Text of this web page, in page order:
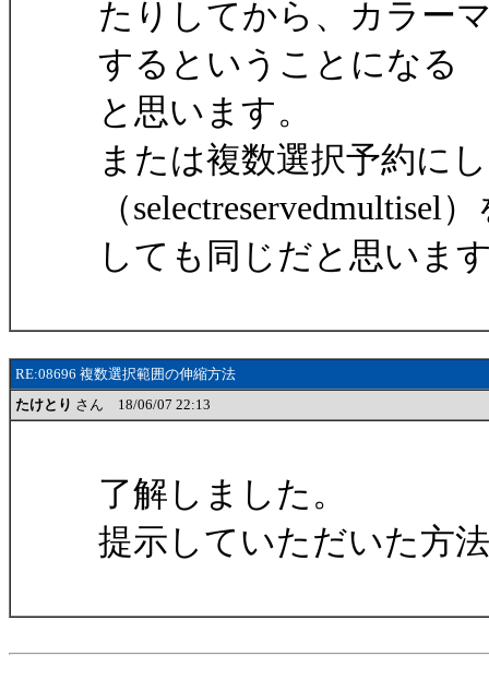
たりしてから、カラー
するということになる
と思います。
または複数選択予約に
（selectreservedmultisel
しても同じだと思いま
RE:08696 複数選択範囲の伸縮方法
たけとり さん 18/06/07 22:13
了解しました。
提示していただいた方